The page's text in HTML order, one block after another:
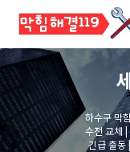
하수구 막
수전 교체
긴급 출동